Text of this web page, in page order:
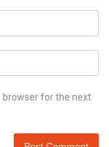
browser for the next